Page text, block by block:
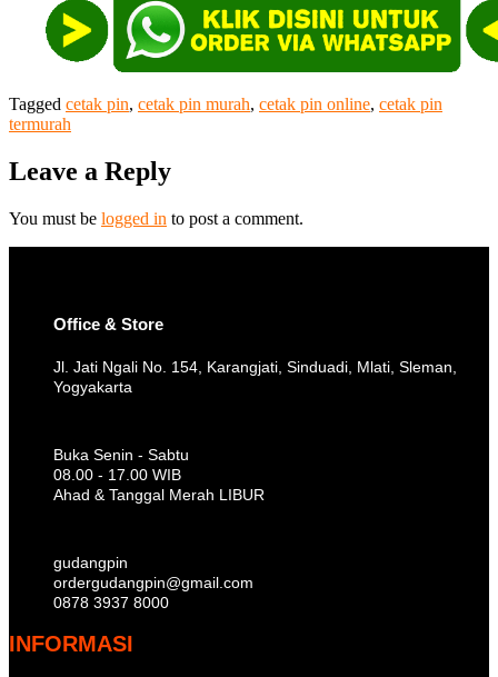
Tagged cetak pin, cetak pin murah, cetak pin online, cetak pin
termurah
Leave a Reply
You must be logged in to post a comment.
Office & Store
Jl. Jati Ngali No. 154, Karangjati, Sinduadi, Mlati, Sleman,
Yogyakarta
Buka Senin - Sabtu
08.00 - 17.00 WIB
Ahad & Tanggal Merah LIBUR
gudangpin
ordergudangpin@gmail.com
0878 3937 8000
INFORMASI